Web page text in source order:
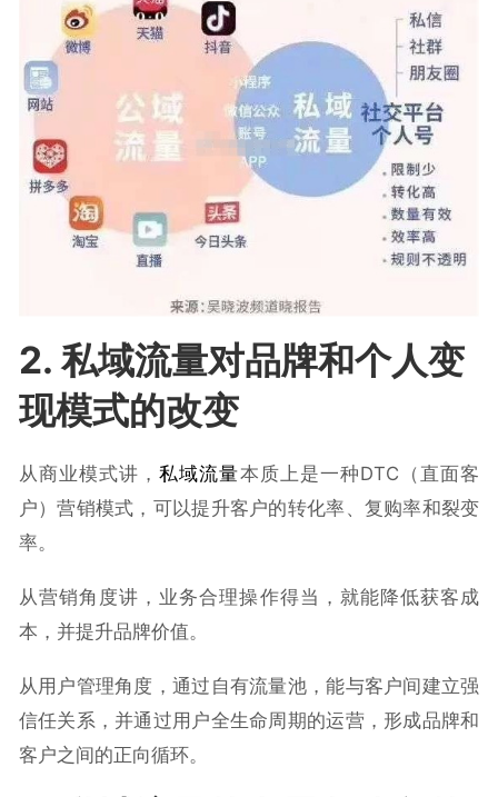
2. 私域流量对品牌和个人变
现模式的改变
从商业模式讲，私域流量本质上是一种DTC（直面客
户）营销模式，可以提升客户的转化率、复购率和裂变
率。
从营销角度讲，业务合理操作得当，就能降低获客成
本，并提升品牌价值。
从用户管理角度，通过自有流量池，能与客户间建立强
信任关系，并通过用户全生命周期的运营，形成品牌和
客户之间的正向循环。